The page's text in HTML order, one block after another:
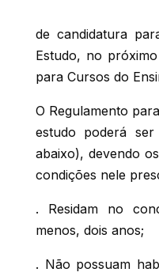
de candidatura
Estudo, no
para Cursos do
O Regulamento
estudo poderá
abaixo), devendo
condições nele
. Residam no
menos, dois anos;
. Não possuam